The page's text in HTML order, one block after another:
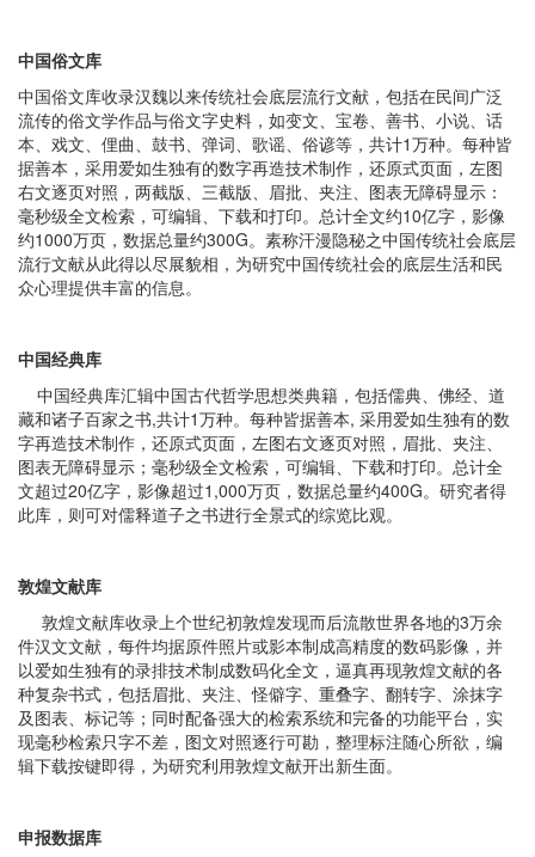
中国俗文库
中国俗文库收录汉魏以来传统社会底层流行文献，包括在民间广泛
流传的俗文学作品与俗文字史料，如变文、宝卷、善书、小说、话
本、戏文、俚曲、鼓书、弹词、歌谣、俗谚等，共计1万种。每种皆
据善本，采用爱如生独有的数字再造技术制作，还原式页面，左图
右文逐页对照，两截版、三截版、眉批、夹注、图表无障碍显示：
毫秒级全文检索，可编辑、下载和打印。总计全文约10亿字，影像
约1000万页，数据总量约300G。素称汗漫隐秘之中国传统社会底层
流行文献从此得以尽展貌相，为研究中国传统社会的底层生活和民
众心理提供丰富的信息。
中国经典库
中国经典库汇辑中国古代哲学思想类典籍，包括儒典、佛经、道
藏和诸子百家之书,共计1万种。每种皆据善本, 采用爱如生独有的数
字再造技术制作，还原式页面，左图右文逐页对照，眉批、夹注、
图表无障碍显示；毫秒级全文检索，可编辑、下载和打印。总计全
文超过20亿字，影像超过1,000万页，数据总量约400G。研究者得
此库，则可对儒释道子之书进行全景式的综览比观。
敦煌文献库
敦煌文献库收录上个世纪初敦煌发现而后流散世界各地的3万余
件汉文文献，每件均据原件照片或影本制成高精度的数码影像，并
以爱如生独有的录排技术制成数码化全文，逼真再现敦煌文献的各
种复杂书式，包括眉批、夹注、怪僻字、重叠字、翻转字、涂抹字
及图表、标记等；同时配备强大的检索系统和完备的功能平台，实
现毫秒检索只字不差，图文对照逐行可勘，整理标注随心所欲，编
辑下载按键即得，为研究利用敦煌文献开出新生面。
申报数据库